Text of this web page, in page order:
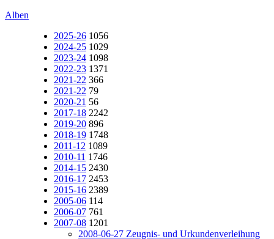
Alben
2025-26 1056
2024-25 1029
2023-24 1098
2022-23 1371
2021-22 366
2021-22 79
2020-21 56
2017-18 2242
2019-20 896
2018-19 1748
2011-12 1089
2010-11 1746
2014-15 2430
2016-17 2453
2015-16 2389
2005-06 114
2006-07 761
2007-08 1201
2008-06-27 Zeugnis- und Urkundenverleihung